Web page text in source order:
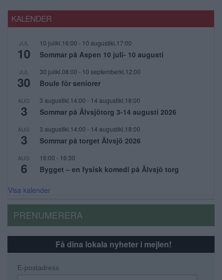
KALENDER
JUL
10
10 julikl.16:00 - 10 augustikl.17:00
Sommar på Aspen 10 juli- 10 augusti
JUL
30
30 julikl.08:00 - 10 septemberkl.12:00
Boule för seniorer
AUG
3
3 augustikl.14:00 - 14 augustikl.18:00
Sommar på Älvsjötorg 3-14 augusti 2026
AUG
3
3 augustikl.14:00 - 14 augustikl.18:00
Sommar på torget Älvsjö 2026
AUG
6
16:00 - 16:30
Bygget – en fysisk komedi på Älvsjö torg
Visa kalender
PRENUMERERA
Få dina lokala nyheter i mejlen!
E-postadress